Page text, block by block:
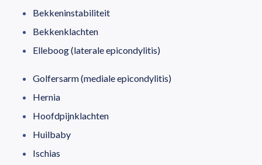
Bekkeninstabiliteit
Bekkenklachten
Elleboog (laterale epicondylitis)
Golfersarm (mediale epicondylitis)
Hernia
Hoofdpijnklachten
Huilbaby
Ischias